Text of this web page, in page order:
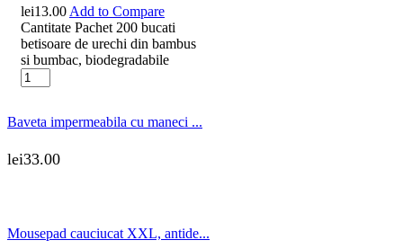
lei13.00 Add to Compare
Cantitate Pachet 200 bucati
betisoare de urechi din bambus
si bumbac, biodegradabile
Baveta impermeabila cu maneci ...
lei33.00
Mousepad cauciucat XXL, antide...